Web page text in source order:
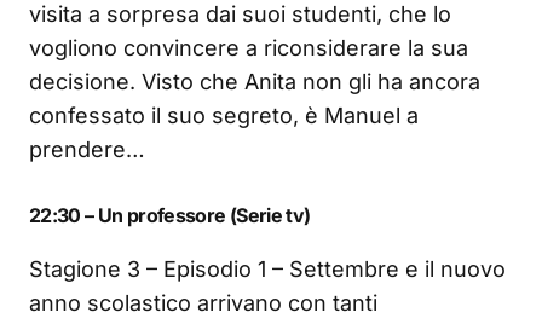
visita a sorpresa dai suoi studenti, che lo
vogliono convincere a riconsiderare la sua
decisione. Visto che Anita non gli ha ancora
confessato il suo segreto, è Manuel a
prendere…
22:30 – Un professore (Serie tv)
Stagione 3 – Episodio 1 – Settembre e il nuovo
anno scolastico arrivano con tanti